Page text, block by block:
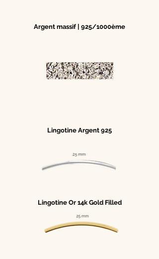
Argent massif | 925/1000ème
Lingotine Argent 925
Lingotine Or 14k Gold Filled